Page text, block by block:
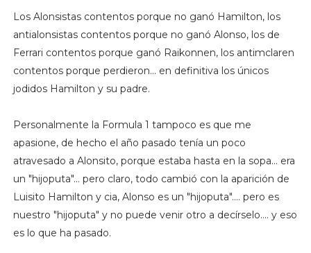
Los Alonsistas contentos porque no ganó Hamilton, los
antialonsistas contentos porque no ganó Alonso, los de
Ferrari contentos porque ganó Raikonnen, los antimclaren
contentos porque perdieron... en definitiva los únicos
jodidos Hamilton y su padre.
Personalmente la Formula 1 tampoco es que me
apasione, de hecho el año pasado tenía un poco
atravesado a Alonsito, porque estaba hasta en la sopa... era
un "hijoputa"... pero claro, todo cambió con la aparición de
Luisito Hamilton y cia, Alonso es un "hijoputa".... pero es
nuestro "hijoputa" y no puede venir otro a decírselo.... y eso
es lo que ha pasado.